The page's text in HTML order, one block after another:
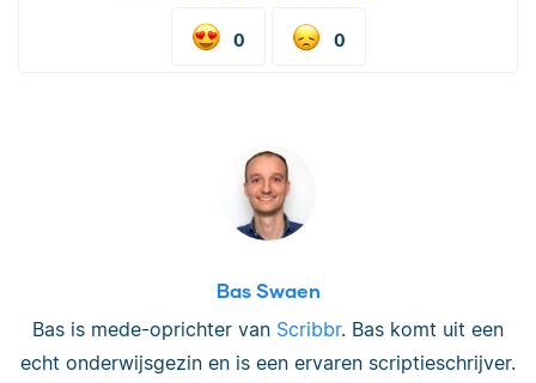
0 0
Bas Swaen
Bas is mede-oprichter van Scribbr. Bas komt uit een
echt onderwijsgezin en is een ervaren scriptieschrijver.